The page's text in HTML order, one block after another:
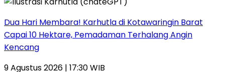
Dua Hari Membara! Karhutla di Kotawaringin Barat
Capai 10 Hektare, Pemadaman Terhalang Angin
Kencang
9 Agustus 2026 | 17:30 WIB